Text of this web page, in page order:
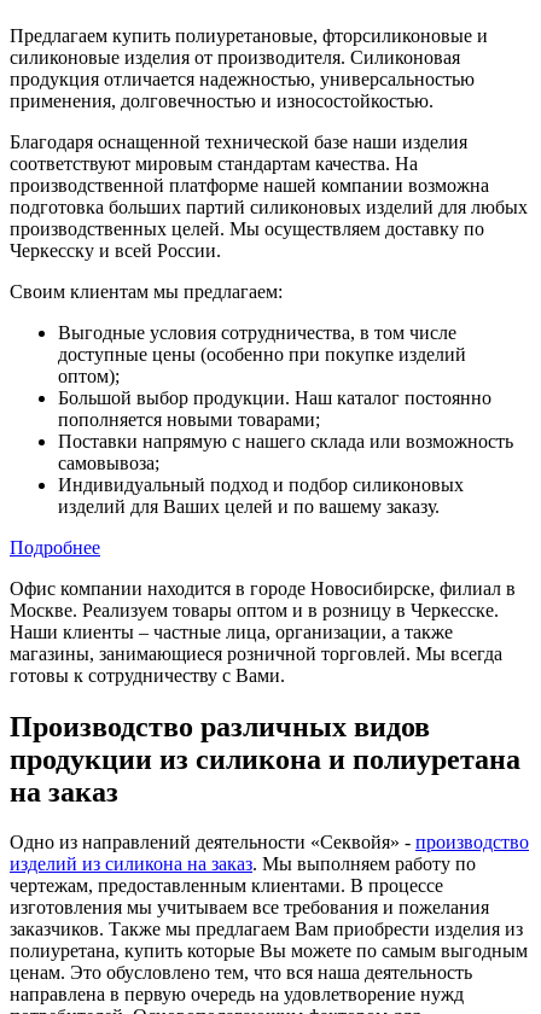
Предлагаем купить полиуретановые, фторсиликоновые и
силиконовые изделия от производителя. Силиконовая
продукция отличается надежностью, универсальностью
применения, долговечностью и износостойкостью.
Благодаря оснащенной технической базе наши изделия
соответствуют мировым стандартам качества. На
производственной платформе нашей компании возможна
подготовка больших партий силиконовых изделий для любых
производственных целей. Мы осуществляем доставку по
Черкесску и всей России.
Своим клиентам мы предлагаем:
Выгодные условия сотрудничества, в том числе
доступные цены (особенно при покупке изделий
оптом);
Большой выбор продукции. Наш каталог постоянно
пополняется новыми товарами;
Поставки напрямую с нашего склада или возможность
самовывоза;
Индивидуальный подход и подбор силиконовых
изделий для Ваших целей и по вашему заказу.
Подробнее
Офис компании находится в городе Новосибирске, филиал в
Москве. Реализуем товары оптом и в розницу в Черкесске.
Наши клиенты – частные лица, организации, а также
магазины, занимающиеся розничной торговлей. Мы всегда
готовы к сотрудничеству с Вами.
Производство различных видов
продукции из силикона и полиуретана
на заказ
Одно из направлений деятельности «Секвойя» - производство
изделий из силикона на заказ. Мы выполняем работу по
чертежам, предоставленным клиентами. В процессе
изготовления мы учитываем все требования и пожелания
заказчиков. Также мы предлагаем Вам приобрести изделия из
полиуретана, купить которые Вы можете по самым выгодным
ценам. Это обусловлено тем, что вся наша деятельность
направлена в первую очередь на удовлетворение нужд